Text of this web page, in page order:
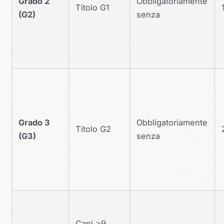
(G2)
Titolo G1
senza
Grado 3
(G3)
Titolo G2
Obbligatoriamente
senza